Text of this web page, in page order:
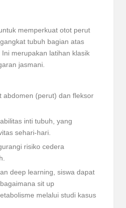
memperkuat otot perut
tubuh bagian atas
merupakan latihan klasik
jasmani.
abdomen (perut) dan fleksor
inti tubuh, yang
sehari-hari.
risiko cedera
deep learning, siswa dapat
sit up
melalui studi kasus